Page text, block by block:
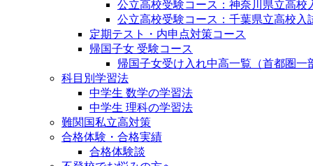
公立高校受験コース：神奈川県立高校
公立高校受験コース：千葉県立高校入
定期テスト・内申点対策コース
帰国子女 受験コース
帰国子女受け入れ中高一覧（首都圏一
科目別学習法
中学生 数学の学習法
中学生 理科の学習法
難関国私立高対策
合格体験・合格実績
合格体験談